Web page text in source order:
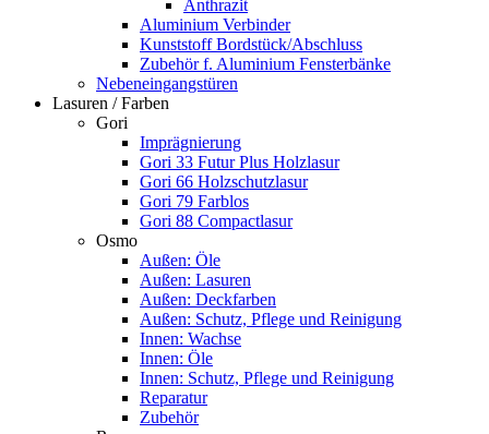
Anthrazit
Aluminium Verbinder
Kunststoff Bordstück/Abschluss
Zubehör f. Aluminium Fensterbänke
Nebeneingangstüren
Lasuren / Farben
Gori
Imprägnierung
Gori 33 Futur Plus Holzlasur
Gori 66 Holzschutzlasur
Gori 79 Farblos
Gori 88 Compactlasur
Osmo
Außen: Öle
Außen: Lasuren
Außen: Deckfarben
Außen: Schutz, Pflege und Reinigung
Innen: Wachse
Innen: Öle
Innen: Schutz, Pflege und Reinigung
Reparatur
Zubehör